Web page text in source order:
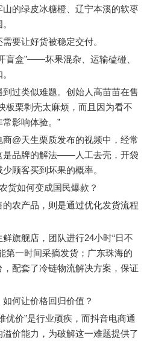
的绿皮冰糖橙、辽宁本溪的软枣
让好货被稳定交付。
盒”——坏果混杂、运输磕碰、
过类似难题。创始人高苗苗在售
板栗剥壳太麻烦，而且因为看不
影响体验。”
@天生栗质发布的视频中，经常
是品牌的解法——人工去壳，开袋
顾客买到坏果的概率。
农产品，则是通过优化发货流程
舰店，团队进行24小时“日不
第一时间采摘发货；广东珠海的
配套了冷链物流解决方案，保证
何让价格回归价值？
价”是行业顽疾，而抖音电商通
价能力，为破解这一难题提供了